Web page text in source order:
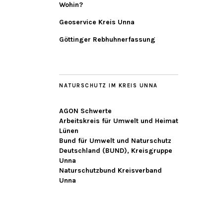
Wohin?
Geoservice Kreis Unna
Göttinger Rebhuhnerfassung
NATURSCHUTZ IM KREIS UNNA
AGON Schwerte
Arbeitskreis für Umwelt und Heimat
Lünen
Bund für Umwelt und Naturschutz
Deutschland (BUND), Kreisgruppe
Unna
Naturschutzbund Kreisverband
Unna